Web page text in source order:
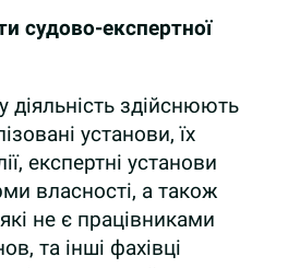
судово-експертної
діяльність здійснюють
установи, їх
експертні установи
власності, а також
не є працівниками
та інші фахівці